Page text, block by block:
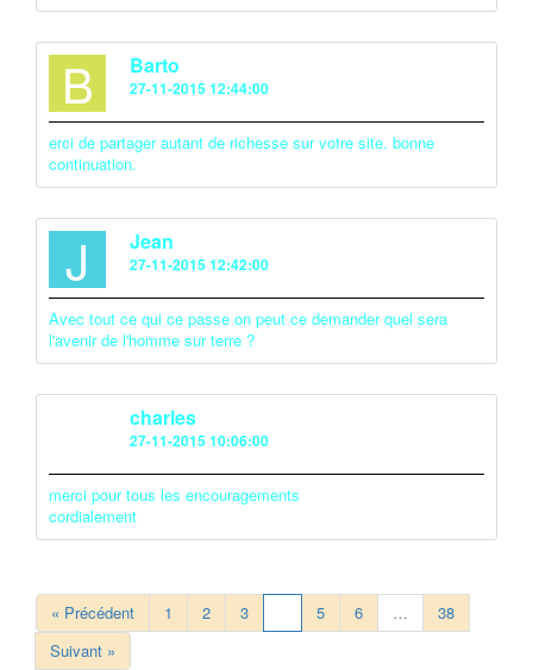
B Barto
27-11-2015 12:44:00
erci de partager autant de richesse sur votre site. bonne
continuation.
J Jean
27-11-2015 12:42:00
Avec tout ce qui ce passe on peut ce demander quel sera
l'avenir de l'homme sur terre ?
charles
27-11-2015 10:06:00
merci pour tous les encouragements
cordialement
« Précédent 1 2 3 5 6 …
38
Suivant »